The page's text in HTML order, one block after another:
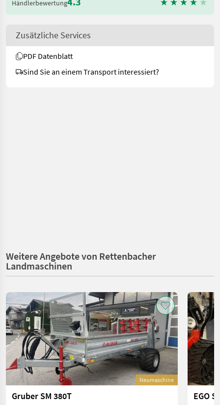
Händlerbewertung
Zusätzliche Services
PDF Datenblatt
Sind Sie an einem Transport interessiert?
Weitere Angebote von Rettenbacher
Landmaschinen
Neumaschine
Gruber SM 380T
EGO